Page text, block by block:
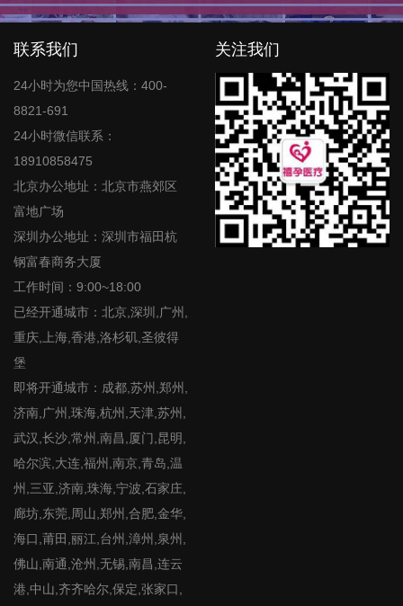
联系我们
24小时为您中国热线：400-
8821-691
24小时微信联系：
18910858475
北京办公地址：北京市燕郊区
富地广场
深圳办公地址：深圳市福田杭
钢富春商务大厦
工作时间：9:00~18:00
已经开通城市：北京,深圳,广州,
重庆,上海,香港,洛杉矶,圣彼得
堡
即将开通城市：成都,苏州,郑州,
济南,广州,珠海,杭州,天津,苏州,
武汉,长沙,常州,南昌,厦门,昆明,
哈尔滨,大连,福州,南京,青岛,温
州,三亚,济南,珠海,宁波,石家庄,
廊坊,东莞,周山,郑州,合肥,金华,
海口,莆田,丽江,台州,漳州,泉州,
佛山,南通,沧州,无锡,南昌,连云
港,中山,齐齐哈尔,保定,张家口,
关注我们